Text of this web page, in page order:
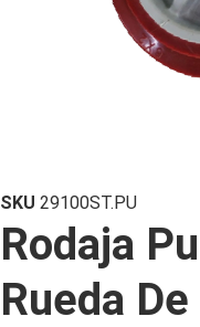
SKU 29100ST.PU
Rodaja
Rueda De